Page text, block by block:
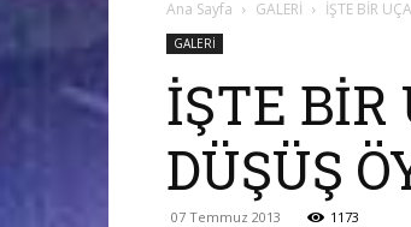
Ana Sayfa GALERİ İŞTE BİR
GALERİ
İŞTE BİR
DÜŞÜŞ
07 Temmuz 2013 1173